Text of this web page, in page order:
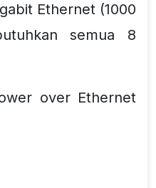
Ethernet (1000
semua 8
over Ethernet